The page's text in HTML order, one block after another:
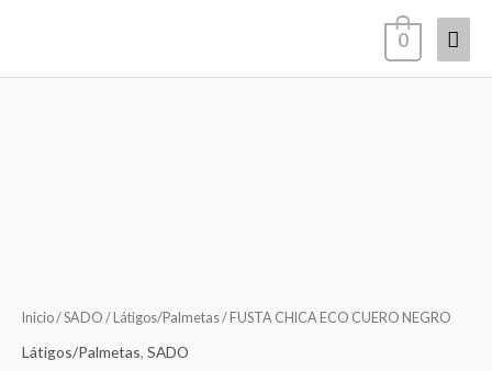
0
Inicio/SADO / Látigos/Palmetas/ FUSTA CHICA ECO CUERO NEGRO
Látigos/Palmetas, SADO